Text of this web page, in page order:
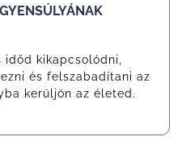
időd kikapcsolódni,
és felszabadítani az
kerüljön az életed.